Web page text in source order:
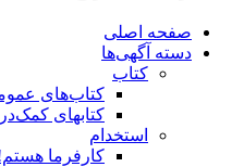
صفحه اصلی
دسته آگهی‌ها
کتاب
کتاب‌های
کتابهای
استخدام
کارفرما هستم!